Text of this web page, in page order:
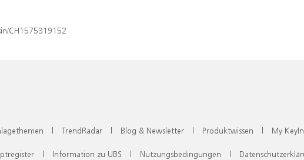
CH1575319152
| TrendRadar | Blog & Newsletter | Produktwissen | My
| Information zu UBS | Nutzungsbedingungen |